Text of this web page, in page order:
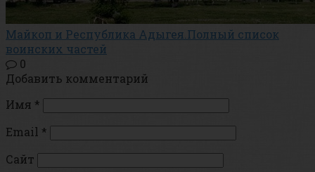
Майкоп и Республика Адыгея.Полный список
воинских частей
0
Добавить комментарий
Имя *
Email *
Сайт